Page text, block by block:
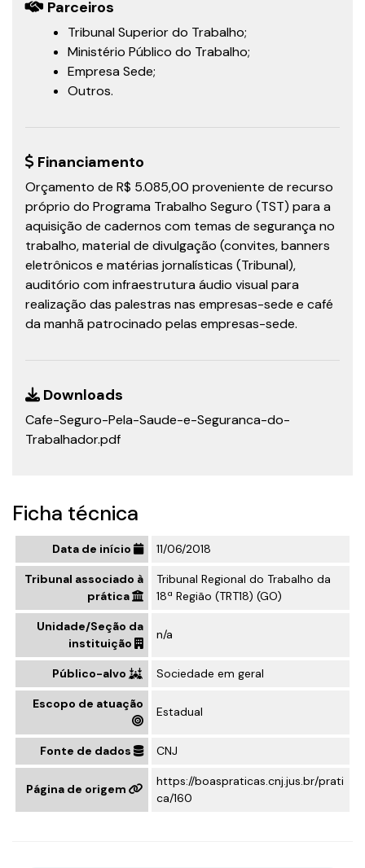
Parceiros
Tribunal Superior do Trabalho;
Ministério Público do Trabalho;
Empresa Sede;
Outros.
Financiamento
Orçamento de R$ 5.085,00 proveniente de recurso
próprio do Programa Trabalho Seguro (TST) para a
aquisição de cadernos com temas de segurança no
trabalho, material de divulgação (convites, banners
eletrônicos e matérias jornalísticas (Tribunal),
auditório com infraestrutura áudio visual para
realização das palestras nas empresas-sede e café
da manhã patrocinado pelas empresas-sede.
Downloads
Cafe-Seguro-Pela-Saude-e-Seguranca-do-
Trabalhador.pdf
Ficha técnica
Data de início 11/06/2018
Tribunal associado à
prática
Tribunal Regional do Trabalho da
18ª Região (TRT18) (GO)
Unidade/Seção da
instituição
n/a
Público-alvo Sociedade em geral
Escopo de atuação
Estadual
Fonte de dados CNJ
Página de origem
https://boaspraticas.cnj.jus.br/prati
ca/160